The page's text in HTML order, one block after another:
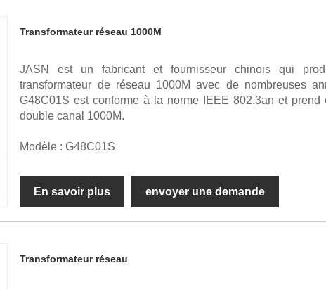
Transformateur réseau 1000M
JASN est un fabricant et fournisseur chinois qui
transformateur de réseau 1000M avec de nombreuses
G48C01S est conforme à la norme IEEE 802.3an et prend
double canal 1000M.
Modèle : G48C01S
En savoir plus envoyer une demande
Transformateur réseau